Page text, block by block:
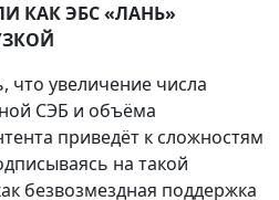
КАК ЭБС «ЛАНЬ»
что увеличение числа
СЭБ и объёма
приведёт к сложностям
на такой
безвозмездная поддержка